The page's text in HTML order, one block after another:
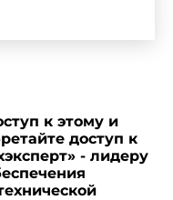
к этому и
доступ к
- лидеру